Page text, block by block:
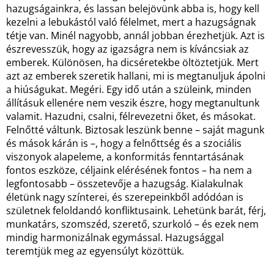
hazugságainkra, és lassan belejövünk abba is, hogy kell
kezelni a lebukástól való félelmet, mert a hazugságnak
tétje van. Minél nagyobb, annál jobban érezhetjük. Azt is
észrevesszük, hogy az igazságra nem is kíváncsiak az
emberek. Különösen, ha dicséretekbe öltöztetjük. Mert
azt az emberek szeretik hallani, mi is megtanuljuk ápolni
a hiúságukat. Megéri. Egy idő után a szüleink, minden
állításuk ellenére nem veszik észre, hogy megtanultunk
valamit. Hazudni, csalni, félrevezetni őket, és másokat.
Felnőtté váltunk. Biztosak leszünk benne – saját magunk
és mások kárán is –, hogy a felnőttség és a szociális
viszonyok alapeleme, a konformitás fenntartásának
fontos eszköze, céljaink elérésének fontos – ha nem a
legfontosabb – összetevője a hazugság. Kialakulnak
életünk nagy színterei, és szerepeinkből adódóan is
születnek feloldandó konfliktusaink. Lehetünk barát, férj,
munkatárs, szomszéd, szerető, szurkoló – és ezek nem
mindig harmonizálnak egymással. Hazugsággal
teremtjük meg az egyensúlyt közöttük.